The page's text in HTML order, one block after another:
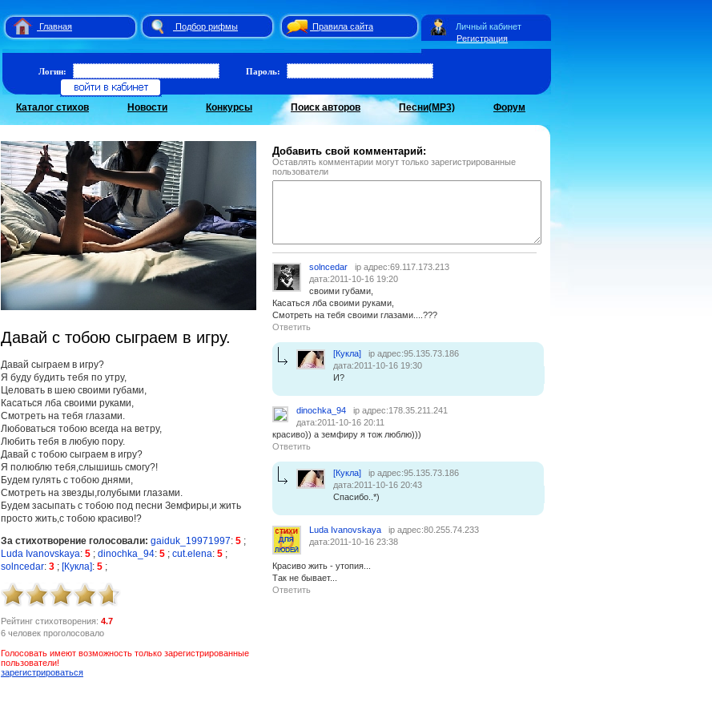
Главная Подбор рифмы
Правила сайта
Регистрация
Личный кабинет
Логин: Пароль:
Каталог стихов Новости Конкурсы Поиск авторов Песни(MP3) Форум
Давай с тобою сыграем в игру.
Давай сыграем в игру?
Я буду будить тебя по утру,
Целовать в шею своими губами,
Касаться лба своими руками,
Смотреть на тебя глазами.
Любоваться тобою всегда на ветру,
Любить тебя в любую пору.
Давай с тобою сыграем в игру?
Я полюблю тебя,слышишь смогу?!
Будем гулять с тобою днями,
Смотреть на звезды,голубыми глазами.
Будем засыпать с тобою под песни Земфиры,и жить
просто жить,с тобою красиво!?
За стихотворение голосовали: gaiduk_19971997: 5 ;
Luda Ivanovskaya: 5 ; dinochka_94: 5 ; cut.elena: 5 ;
solncedar: 3 ; [Кукла]: 5 ;
Рейтинг стихотворения: 4.7
6 человек проголосовало
Голосовать имеют возможность только зарегистрированные
пользователи!
зарегистрироваться
Добавить свой комментарий:
Оставлять комментарии могут только зарегистрированные
пользователи
solncedar
ip адрес:69.117.173.213
дата:2011-10-16 19:20
своими губами,
Касаться лба своими руками,
Смотреть на тебя своими глазами....???
Ответить
[Кукла]
ip адрес:95.135.73.186
дата:2011-10-16 19:30
И?
dinochka_94
ip адрес:178.35.211.241
дата:2011-10-16 20:11
красиво)) а земфиру я тож люблю)))
Ответить
[Кукла]
ip адрес:95.135.73.186
дата:2011-10-16 20:43
Спасибо..*)
Luda Ivanovskaya
ip адрес:80.255.74.233
дата:2011-10-16 23:38
Красиво жить - утопия...
Так не бывает...
Ответить